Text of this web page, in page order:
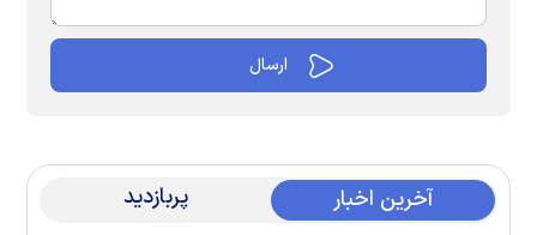
آخرین اخبار پربازدید